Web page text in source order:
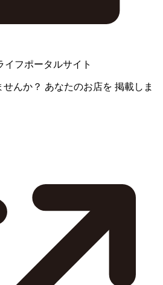
イフポータルサイト
んか？ あなたのお店を 掲載しま